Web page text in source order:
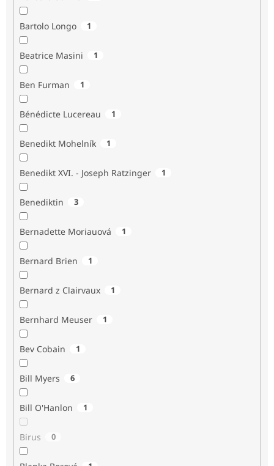
Bartolo Longo 1
Beatrice Masini 1
Ben Furman 1
Bénédicte Lucereau 1
Benedikt Mohelník 1
Benedikt XVI. - Joseph Ratzinger 1
Benediktin 3
Bernadette Moriauová 1
Bernard Brien 1
Bernard z Clairvaux 1
Bernhard Meuser 1
Bev Cobain 1
Bill Myers 6
Bill O'Hanlon 1
Birus 0